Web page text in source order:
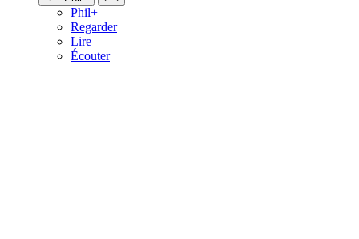
Phil+
Regarder
Lire
Écouter